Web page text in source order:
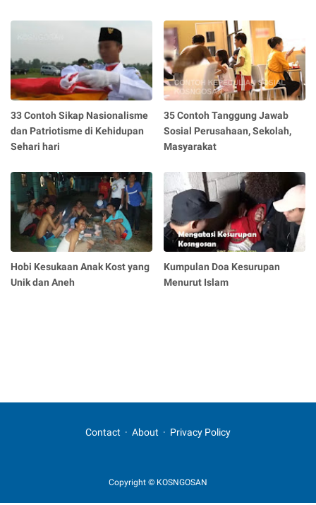
33 Contoh Sikap Nasionalisme
dan Patriotisme di Kehidupan
Sehari hari
35 Contoh Tanggung Jawab
Sosial Perusahaan, Sekolah,
Masyarakat
Hobi Kesukaan Anak Kost yang
Unik dan Aneh
Kumpulan Doa Kesurupan
Menurut Islam
Contact About Privacy Policy
Copyright © KOSNGOSAN